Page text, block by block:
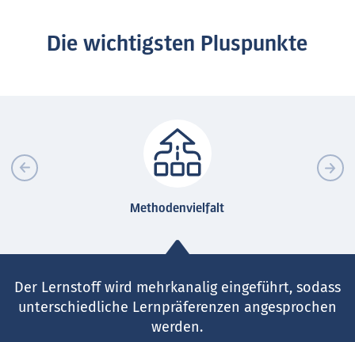
Die wichtigsten Pluspunkte
Methodenvielfalt
Der Lernstoff wird mehrkanalig eingeführt, sodass
unterschiedliche Lernpräferenzen angesprochen
werden.